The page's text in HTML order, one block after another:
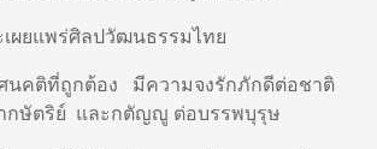
ผยแพร่ศิลปวัฒนธรรมไทย
นคติที่ถูกต้อง มีความจงรักภักดีต่อชาติ
กษัตริย์ และกตัญญู ต่อบรรพบุรุษ